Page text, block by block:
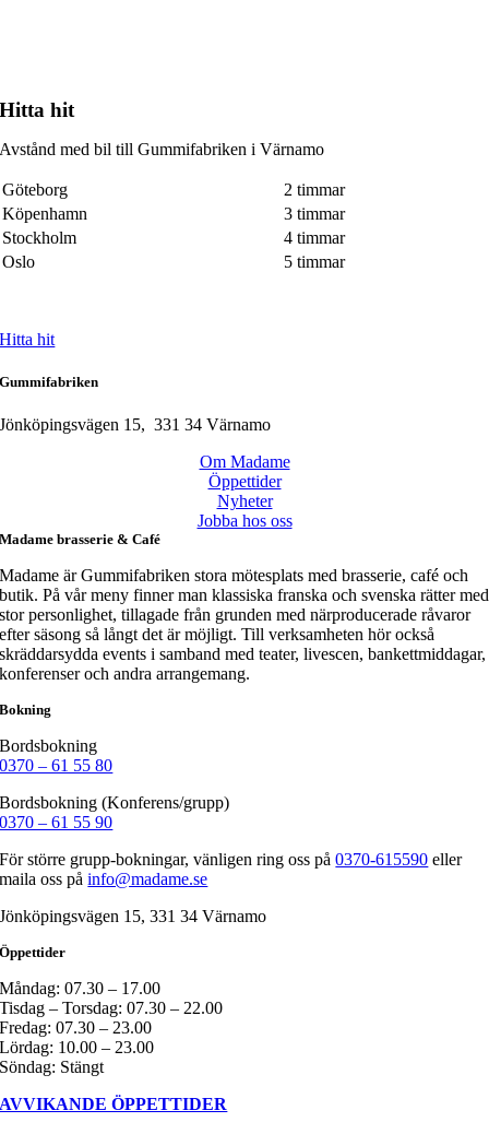
Hitta hit
Avstånd med bil till Gummifabriken i Värnamo
Göteborg
2 timmar
Köpenhamn
3 timmar
Stockholm
4 timmar
Oslo
5 timmar
Hitta hit
Gummifabriken
Jönköpingsvägen 15, 331 34 Värnamo
Om Madame
Öppettider
Nyheter
Jobba hos oss
Madame brasserie & Café
Madame är Gummifabriken stora mötesplats med brasserie, café och
butik. På vår meny finner man klassiska franska och svenska rätter med
stor personlighet, tillagade från grunden med närproducerade råvaror
efter säsong så långt det är möjligt. Till verksamheten hör också
skräddarsydda events i samband med teater, livescen, bankettmiddagar,
konferenser och andra arrangemang.
Bokning
Bordsbokning
0370 – 61 55 80
Bordsbokning (Konferens/grupp)
0370 – 61 55 90
För större grupp-bokningar, vänligen ring oss på0370-615590 eller
maila oss påinfo@madame.se
Jönköpingsvägen 15, 331 34 Värnamo
Öppettider
Måndag: 07.30 – 17.00
Tisdag – Torsdag: 07.30 – 22.00
Fredag: 07.30 – 23.00
Lördag: 10.00 – 23.00
Söndag: Stängt
AVVIKANDE ÖPPETTIDER